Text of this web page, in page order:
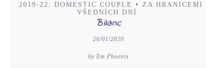
2019-22: DOMESTIC COUPLE •
ZA HRANICEMI
VŠEDNÍCH DNÍ
Bilanc
26/01/2020
by Em Phoenix